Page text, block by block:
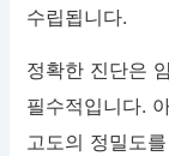
수립됩니다.
정확한 진단은
필수적입니다.
고도의 정밀도